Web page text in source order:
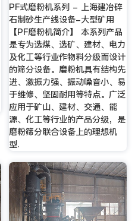
PF式磨粉机系列 - 上海建冶碎
石制砂生产线设备-大型矿用
【PF磨粉机简介】 本系列产品
是专为选煤、选矿、建材、电力
及化工等行业作物料分级而设计
的筛分设备。磨粉机具有结构先
进、激振力强、振动噪音小、易
于维修、坚固耐用等特点。广泛
应用于矿山、建材、交通、能
源、化工等行业的产品分级，是
磨粉筛分联合设备上的理想机
型.